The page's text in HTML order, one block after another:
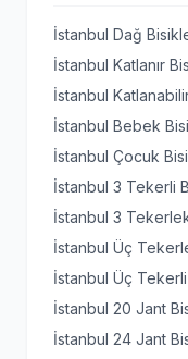
İstanbul Dağ
İstanbul Katlanır
İstanbul
İstanbul Bebek
İstanbul Çocuk
İstanbul 3 Tekerli
İstanbul 3
İstanbul Üç
İstanbul Üç
İstanbul 20 Jant
İstanbul 24 Jant